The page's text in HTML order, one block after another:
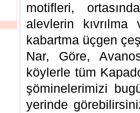
motifleri,
alevlerin
kabartma üçgen
Nar, Göre,
köylerle tüm
şöminelerimizi
yerinde